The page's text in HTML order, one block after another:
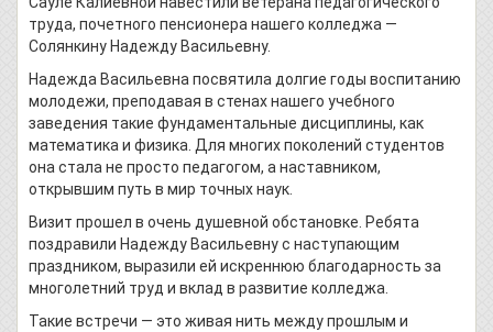
труда, почетного пенсионера нашего колледжа —
Солянкину Надежду Васильевну.
Надежда Васильевна посвятила долгие годы воспитанию
молодежи, преподавая в стенах нашего учебного
заведения такие фундаментальные дисциплины, как
математика и физика. Для многих поколений студентов
она стала не просто педагогом, а наставником,
открывшим путь в мир точных наук.
Визит прошел в очень душевной обстановке. Ребята
поздравили Надежду Васильевну с наступающим
праздником, выразили ей искреннюю благодарность за
многолетний труд и вклад в развитие колледжа.
Такие встречи — это живая нить между прошлым и